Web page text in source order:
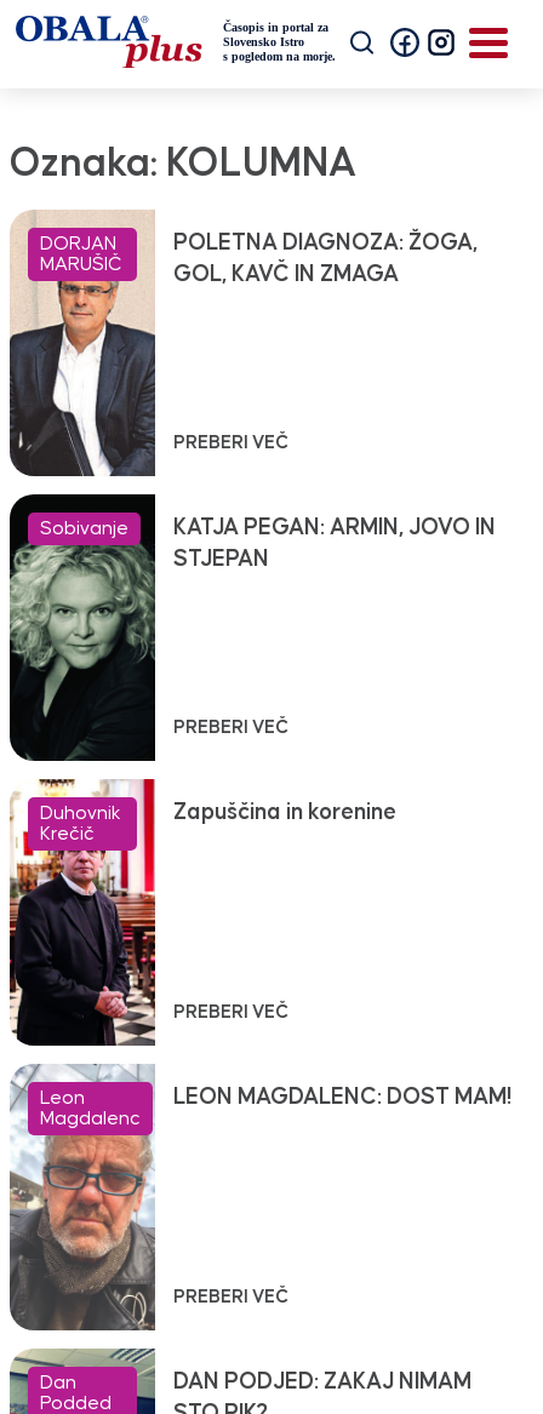
Oznaka: KOLUMNA
DORJAN
MARUŠIČ
POLETNA DIAGNOZA: ŽOGA,
GOL, KAVČ IN ZMAGA
PREBERI VEČ
Sobivanje
KATJA PEGAN: ARMIN, JOVO IN
STJEPAN
PREBERI VEČ
Duhovnik
Krečič
Zapuščina in korenine
PREBERI VEČ
Leon
Magdalenc
LEON MAGDALENC: DOST MAM!
PREBERI VEČ
Dan
Podded
DAN PODJED: ZAKAJ NIMAM